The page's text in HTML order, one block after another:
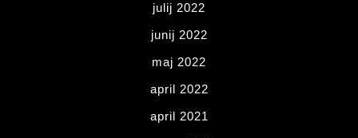
julij 2022
junij 2022
maj 2022
april 2022
april 2021